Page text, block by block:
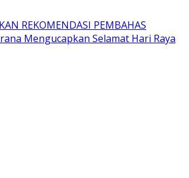
REKOMENDASI PEMBAHAS
Mengucapkan Selamat Hari Raya